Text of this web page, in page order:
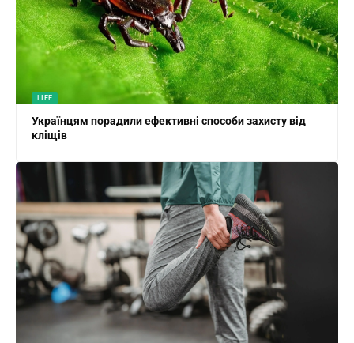
LIFE
Українцям порадили ефективні способи захисту від
кліщів